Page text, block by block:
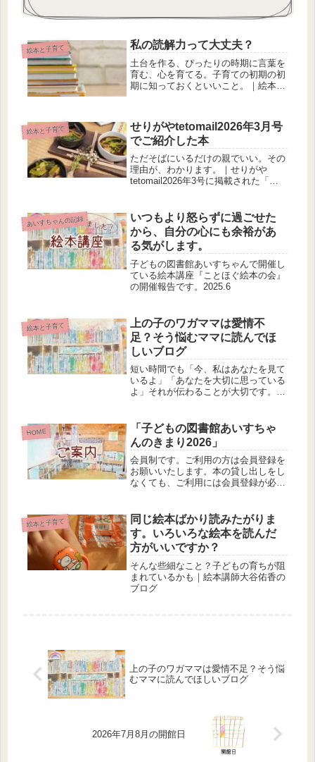
絵本と子育て 私の読解力って大丈夫？
土台を作る、ぴったりの時期に言葉を
育む、心を育てる。子育ての初期の初
期に知っておくといいこと。｜絵本講
絵本と子育て
せりがやtetomail2026年3月号
でご紹介した本
ただそばにいるだけの親でいい。その
理由が、わかります。｜せりがや
tetomail2026年3号に掲載された「マ
あいすちゃんの記録
いつもより怒らずに過ごせた
から、自分の心にも余裕があ
る気がします。
子どもの図書館あいすちゃんで開催し
ている絵本講座『ことほぐ絵本の会』
の開催報告です。2025.6
絵本と子育て
上の子のワガママは愛情不
足？そう悩むママに読んでほ
しいブログ
短い時間でも「今、私はあなたを見て
いるよ」「あなたを大切に思っている
よ」それが伝わることが大切です。|
HOME
「子どもの図書館あいすちゃ
んのきまり2026」
会員制です。ご利用の方は会員登録を
お願いいたします。本の貸し出しをし
なくても、ご利用には会員登録が必要
間』のプレゼントをおこなっていま
す。賛助会員さんのご協力と港南ひま
わりプ...
絵本と子育て
同じ絵本ばかり読みたがりま
す。いろいろな絵本を読んだ
方がいいですか？
そんな些細なこと？子どもの育ちが阻
まれているかも｜絵本講師大谷佑香の
ブログ
上の子のワガママは愛情不足？そう悩
むママに読んでほしいブログ
2026年7月8月の開館日